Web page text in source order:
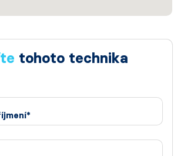
tohoto technika